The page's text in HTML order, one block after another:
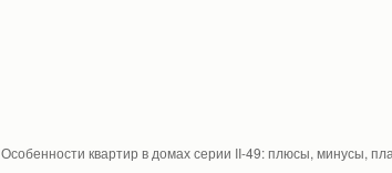
Особенности квартир в домах серии II-49: плюсы, минусы,